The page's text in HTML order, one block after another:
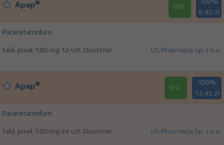
Apap® OTC
8,40 zł
Paracetamolum
tabl. powl. 500 mg 12 szt. Doustnie US Pharmacia Sp. z o.o.
Apap® OTC
100%
13,45 zł
Paracetamolum
tabl. powl. 500 mg 24 szt. Doustnie US Pharmacia Sp. z o.o.